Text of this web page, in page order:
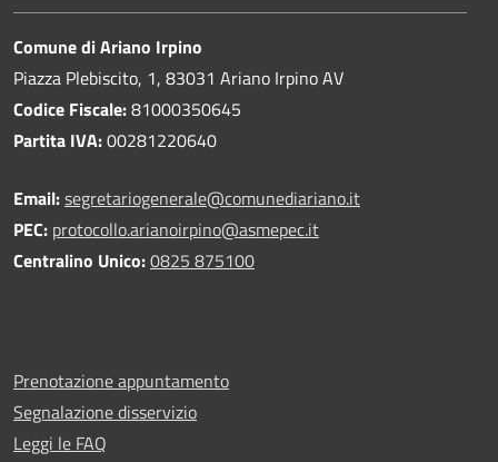
Comune di Ariano Irpino
Piazza Plebiscito, 1, 83031 Ariano Irpino AV
Codice Fiscale:81000350645
Partita IVA:00281220640
Email:segretariogenerale@comunediariano.it
PEC: protocollo.arianoirpino@asmepec.it
Centralino Unico:0825 875100
Prenotazione appuntamento
Segnalazione disservizio
Leggi le FAQ